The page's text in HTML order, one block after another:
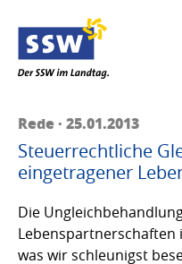
Rede · 25.01.2013
Steuerrechtliche
eingetragener
Die
Lebenspartnerschaften
was wir schleunigst